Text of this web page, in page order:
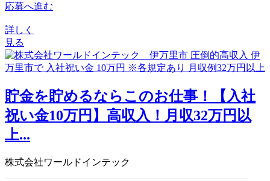
応募へ進む
詳しく
見る
貯金を貯めるならこのお仕事！【入社
祝い金10万円】高収入！月収32万円以
上...
株式会社ワールドインテック